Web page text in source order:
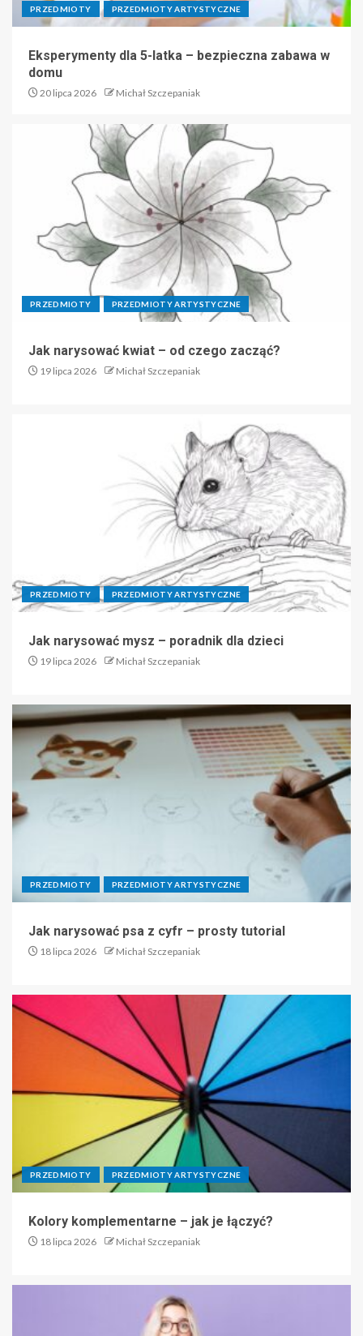
PRZEDMIOTY PRZEDMIOTY ARTYSTYCZNE
Eksperymenty dla 5-latka – bezpieczna zabawa w
domu
20 lipca 2026 Michał Szczepaniak
PRZEDMIOTY PRZEDMIOTY ARTYSTYCZNE
Jak narysować kwiat – od czego zacząć?
19 lipca 2026 Michał Szczepaniak
PRZEDMIOTY PRZEDMIOTY ARTYSTYCZNE
Jak narysować mysz – poradnik dla dzieci
19 lipca 2026 Michał Szczepaniak
PRZEDMIOTY PRZEDMIOTY ARTYSTYCZNE
Jak narysować psa z cyfr – prosty tutorial
18 lipca 2026 Michał Szczepaniak
PRZEDMIOTY PRZEDMIOTY ARTYSTYCZNE
Kolory komplementarne – jak je łączyć?
18 lipca 2026 Michał Szczepaniak